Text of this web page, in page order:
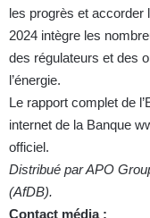
les progrès et accorder
2024 intègre les
des régulateurs et des
l’énergie.
Le rapport complet de
internet de la Banque
officiel.
Distribué par APO
(AfDB).
Contact média :